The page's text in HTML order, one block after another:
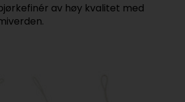
av høy kvalitet med